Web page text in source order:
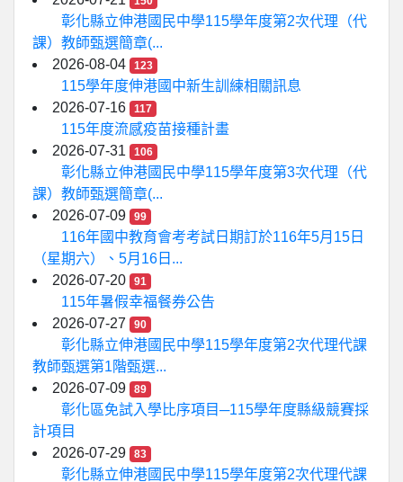
彰化縣立伸港國民中學115學年度第2次代理（代
課）教師甄選簡章(...
2026-08-04
123
115學年度伸港國中新生訓練相關訊息
2026-07-16
117
115年度流感疫苗接種計畫
2026-07-31
106
彰化縣立伸港國民中學115學年度第3次代理（代
課）教師甄選簡章(...
2026-07-09
99
116年國中教育會考考試日期訂於116年5月15日
（星期六）、5月16日...
2026-07-20
91
115年暑假幸福餐券公告
2026-07-27
90
彰化縣立伸港國民中學115學年度第2次代理代課
教師甄選第1階甄選...
2026-07-09
89
彰化區免試入學比序項目─115學年度縣級競賽採
計項目
2026-07-29
83
彰化縣立伸港國民中學115學年度第2次代理代課